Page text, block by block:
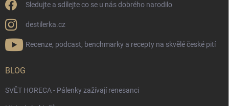
Sledujte a sdílejte co se u nás dobrého narodilo
destilerka.cz
Recenze, podcast, benchmarky a recepty na skvělé české pití
BLOG
SVĚT HORECA - Pálenky zažívají renesanci